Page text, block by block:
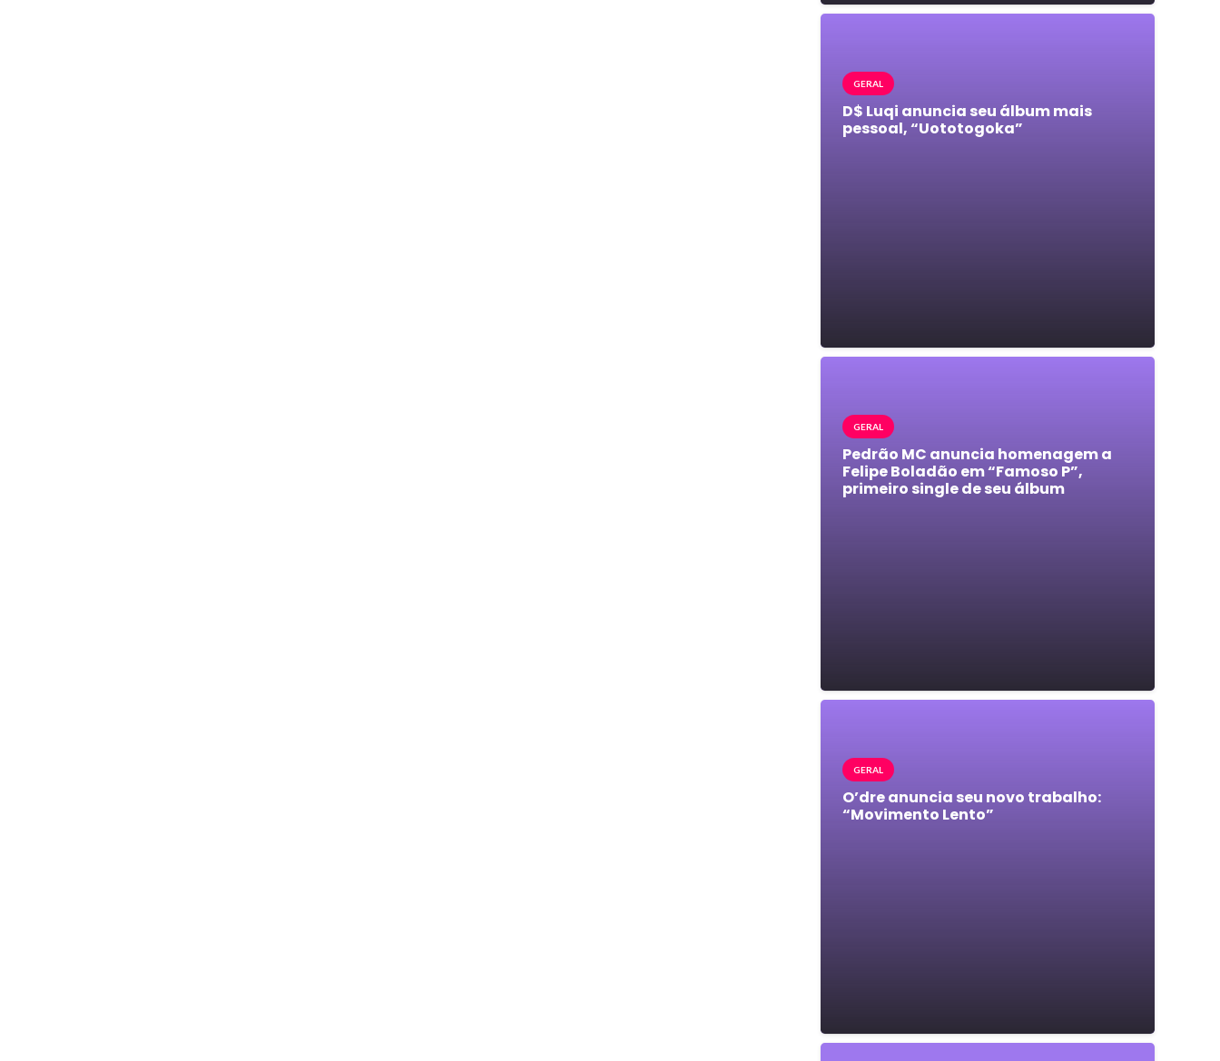
GERAL
D$ Luqi anuncia seu álbum mais
pessoal, “Uototogoka”
GERAL
Pedrão MC anuncia homenagem a
Felipe Boladão em “Famoso P”,
primeiro single de seu álbum
GERAL
O’dre anuncia seu novo trabalho:
“Movimento Lento”